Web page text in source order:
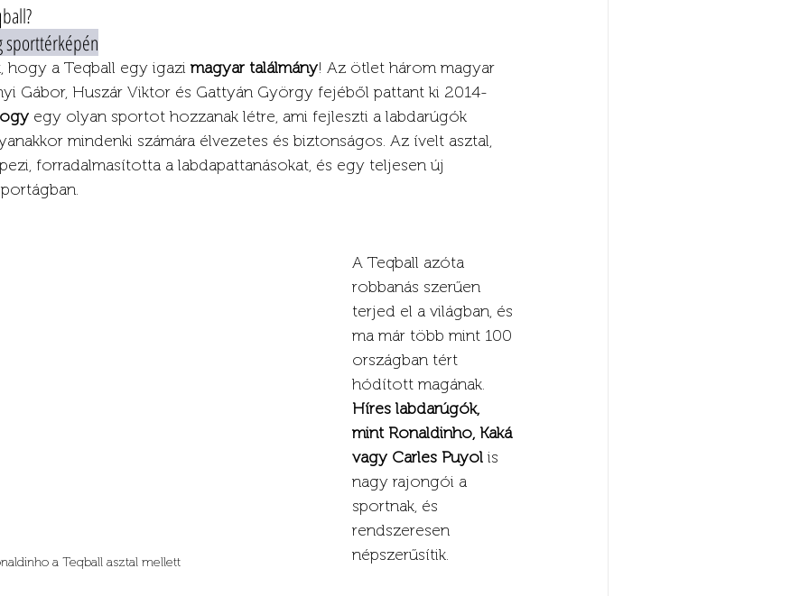
sporttérképén
hogy a Teqball egy igazi magyar találmány! Az ötlet három magyar
Gábor, Huszár Viktor és Gattyán György fejéből pattant ki 2014-
egy olyan sportot hozzanak létre, ami fejleszti a labdarúgók
mindenki számára élvezetes és biztonságos. Az ívelt asztal,
forradalmasította a labdapattanásokat, és egy teljesen új
a Teqball asztal mellett
A Teqball azóta
robbanás szerűen
terjed el a világban, és
ma már több mint 100
országban tért
hódított magának.
Híres labdarúgók,
mint Ronaldinho, Kaká
vagy Carles Puyol is
nagy rajongói a
sportnak, és
rendszeresen
népszerűsítik.